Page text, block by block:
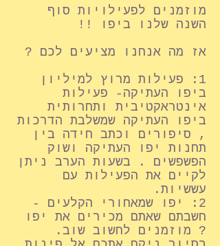
מוזמנים לפעילויות סוף
השנה שלנו ביפו !!
אז מה אנחנו מציעים לכם ?
1: פעילות מרוץ למיליון
ביפו העתיקה- פעילות
אינטראקטיבית ותחרותית
ביפו העתיקה שמשלבת הדרכות
, סיפורים וכתב חידה בין
תחנות יפו העתיקה ושוק
הפשפשים . בשעות הערב ניתן
לקיים את הפעילות עם
עששיות.
2: יפו שמאחורי הקלעים -
חשבתם שאתם מכירים את יפו
? מוזמנים לחשוב שוב.